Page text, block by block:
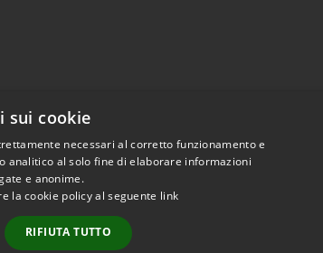
sui cookie
necessari al corretto funzionamento e
analitico al solo fine di elaborare informazioni
e anonime.
la cookie policy al seguente link
RIFIUTA TUTTO